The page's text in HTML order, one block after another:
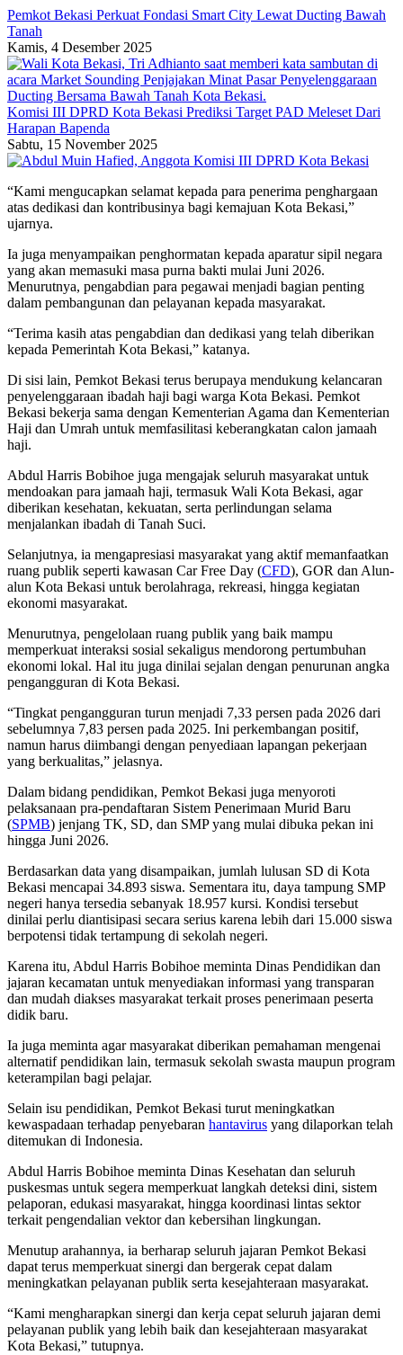
Pemkot Bekasi Perkuat Fondasi Smart City Lewat Ducting Bawah
Tanah
Kamis, 4 Desember 2025
Komisi III DPRD Kota Bekasi Prediksi Target PAD Meleset Dari
Harapan Bapenda
Sabtu, 15 November 2025
“Kami mengucapkan selamat kepada para penerima penghargaan
atas dedikasi dan kontribusinya bagi kemajuan Kota Bekasi,”
ujarnya.
Ia juga menyampaikan penghormatan kepada aparatur sipil negara
yang akan memasuki masa purna bakti mulai Juni 2026.
Menurutnya, pengabdian para pegawai menjadi bagian penting
dalam pembangunan dan pelayanan kepada masyarakat.
“Terima kasih atas pengabdian dan dedikasi yang telah diberikan
kepada Pemerintah Kota Bekasi,” katanya.
Di sisi lain, Pemkot Bekasi terus berupaya mendukung kelancaran
penyelenggaraan ibadah haji bagi warga Kota Bekasi. Pemkot
Bekasi bekerja sama dengan Kementerian Agama dan Kementerian
Haji dan Umrah untuk memfasilitasi keberangkatan calon jamaah
haji.
Abdul Harris Bobihoe juga mengajak seluruh masyarakat untuk
mendoakan para jamaah haji, termasuk Wali Kota Bekasi, agar
diberikan kesehatan, kekuatan, serta perlindungan selama
menjalankan ibadah di Tanah Suci.
Selanjutnya, ia mengapresiasi masyarakat yang aktif memanfaatkan
ruang publik seperti kawasan Car Free Day (CFD), GOR dan Alun-
alun Kota Bekasi untuk berolahraga, rekreasi, hingga kegiatan
ekonomi masyarakat.
Menurutnya, pengelolaan ruang publik yang baik mampu
memperkuat interaksi sosial sekaligus mendorong pertumbuhan
ekonomi lokal. Hal itu juga dinilai sejalan dengan penurunan angka
pengangguran di Kota Bekasi.
“Tingkat pengangguran turun menjadi 7,33 persen pada 2026 dari
sebelumnya 7,83 persen pada 2025. Ini perkembangan positif,
namun harus diimbangi dengan penyediaan lapangan pekerjaan
yang berkualitas,” jelasnya.
Dalam bidang pendidikan, Pemkot Bekasi juga menyoroti
pelaksanaan pra-pendaftaran Sistem Penerimaan Murid Baru
(SPMB) jenjang TK, SD, dan SMP yang mulai dibuka pekan ini
hingga Juni 2026.
Berdasarkan data yang disampaikan, jumlah lulusan SD di Kota
Bekasi mencapai 34.893 siswa. Sementara itu, daya tampung SMP
negeri hanya tersedia sebanyak 18.957 kursi. Kondisi tersebut
dinilai perlu diantisipasi secara serius karena lebih dari 15.000 siswa
berpotensi tidak tertampung di sekolah negeri.
Karena itu, Abdul Harris Bobihoe meminta Dinas Pendidikan dan
jajaran kecamatan untuk menyediakan informasi yang transparan
dan mudah diakses masyarakat terkait proses penerimaan peserta
didik baru.
Ia juga meminta agar masyarakat diberikan pemahaman mengenai
alternatif pendidikan lain, termasuk sekolah swasta maupun program
keterampilan bagi pelajar.
Selain isu pendidikan, Pemkot Bekasi turut meningkatkan
kewaspadaan terhadap penyebaran hantavirus yang dilaporkan telah
ditemukan di Indonesia.
Abdul Harris Bobihoe meminta Dinas Kesehatan dan seluruh
puskesmas untuk segera memperkuat langkah deteksi dini, sistem
pelaporan, edukasi masyarakat, hingga koordinasi lintas sektor
terkait pengendalian vektor dan kebersihan lingkungan.
Menutup arahannya, ia berharap seluruh jajaran Pemkot Bekasi
dapat terus memperkuat sinergi dan bergerak cepat dalam
meningkatkan pelayanan publik serta kesejahteraan masyarakat.
“Kami mengharapkan sinergi dan kerja cepat seluruh jajaran demi
pelayanan publik yang lebih baik dan kesejahteraan masyarakat
Kota Bekasi,” tutupnya.